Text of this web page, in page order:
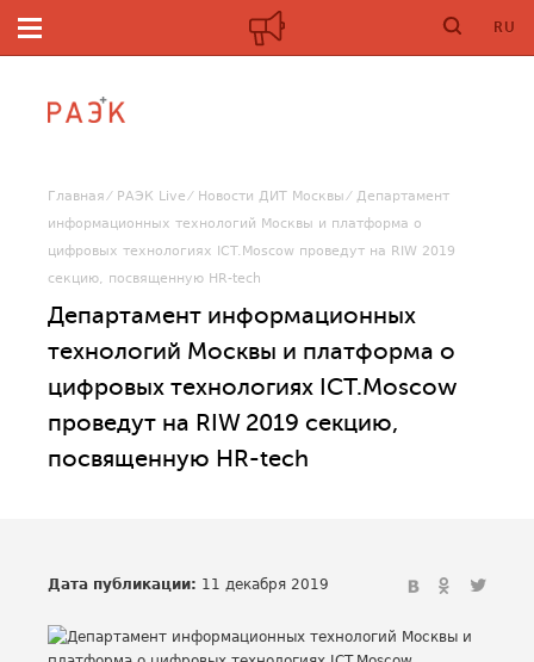
RU
Главная РАЭК Live Новости ДИТ Москвы
Департамент
информационных технологий Москвы и платформа о
цифровых технологиях ICT.Moscow проведут на RIW 2019
секцию, посвященную HR-tech
Департамент информационных
технологий Москвы и платформа о
цифровых технологиях ICT.Moscow
проведут на RIW 2019 секцию,
посвященную HR-tech
Дата публикации: 11 декабря 2019